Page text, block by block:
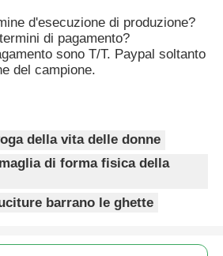
d'esecuzione di produzione?
di pagamento?
sono T/T. Paypal soltanto
del campione.
della vita delle donne
di forma fisica della
barrano le ghette